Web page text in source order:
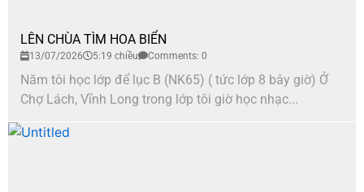
LÊN CHÙA TÌM HOA BIỂN
13/07/2026 5:19 chiều Comments: 0
Năm tôi học lớp để lục B (NK65) ( tức lớp 8 bây giờ) Ở
Chợ Lách, Vĩnh Long trong lớp tôi giờ học nhạc...